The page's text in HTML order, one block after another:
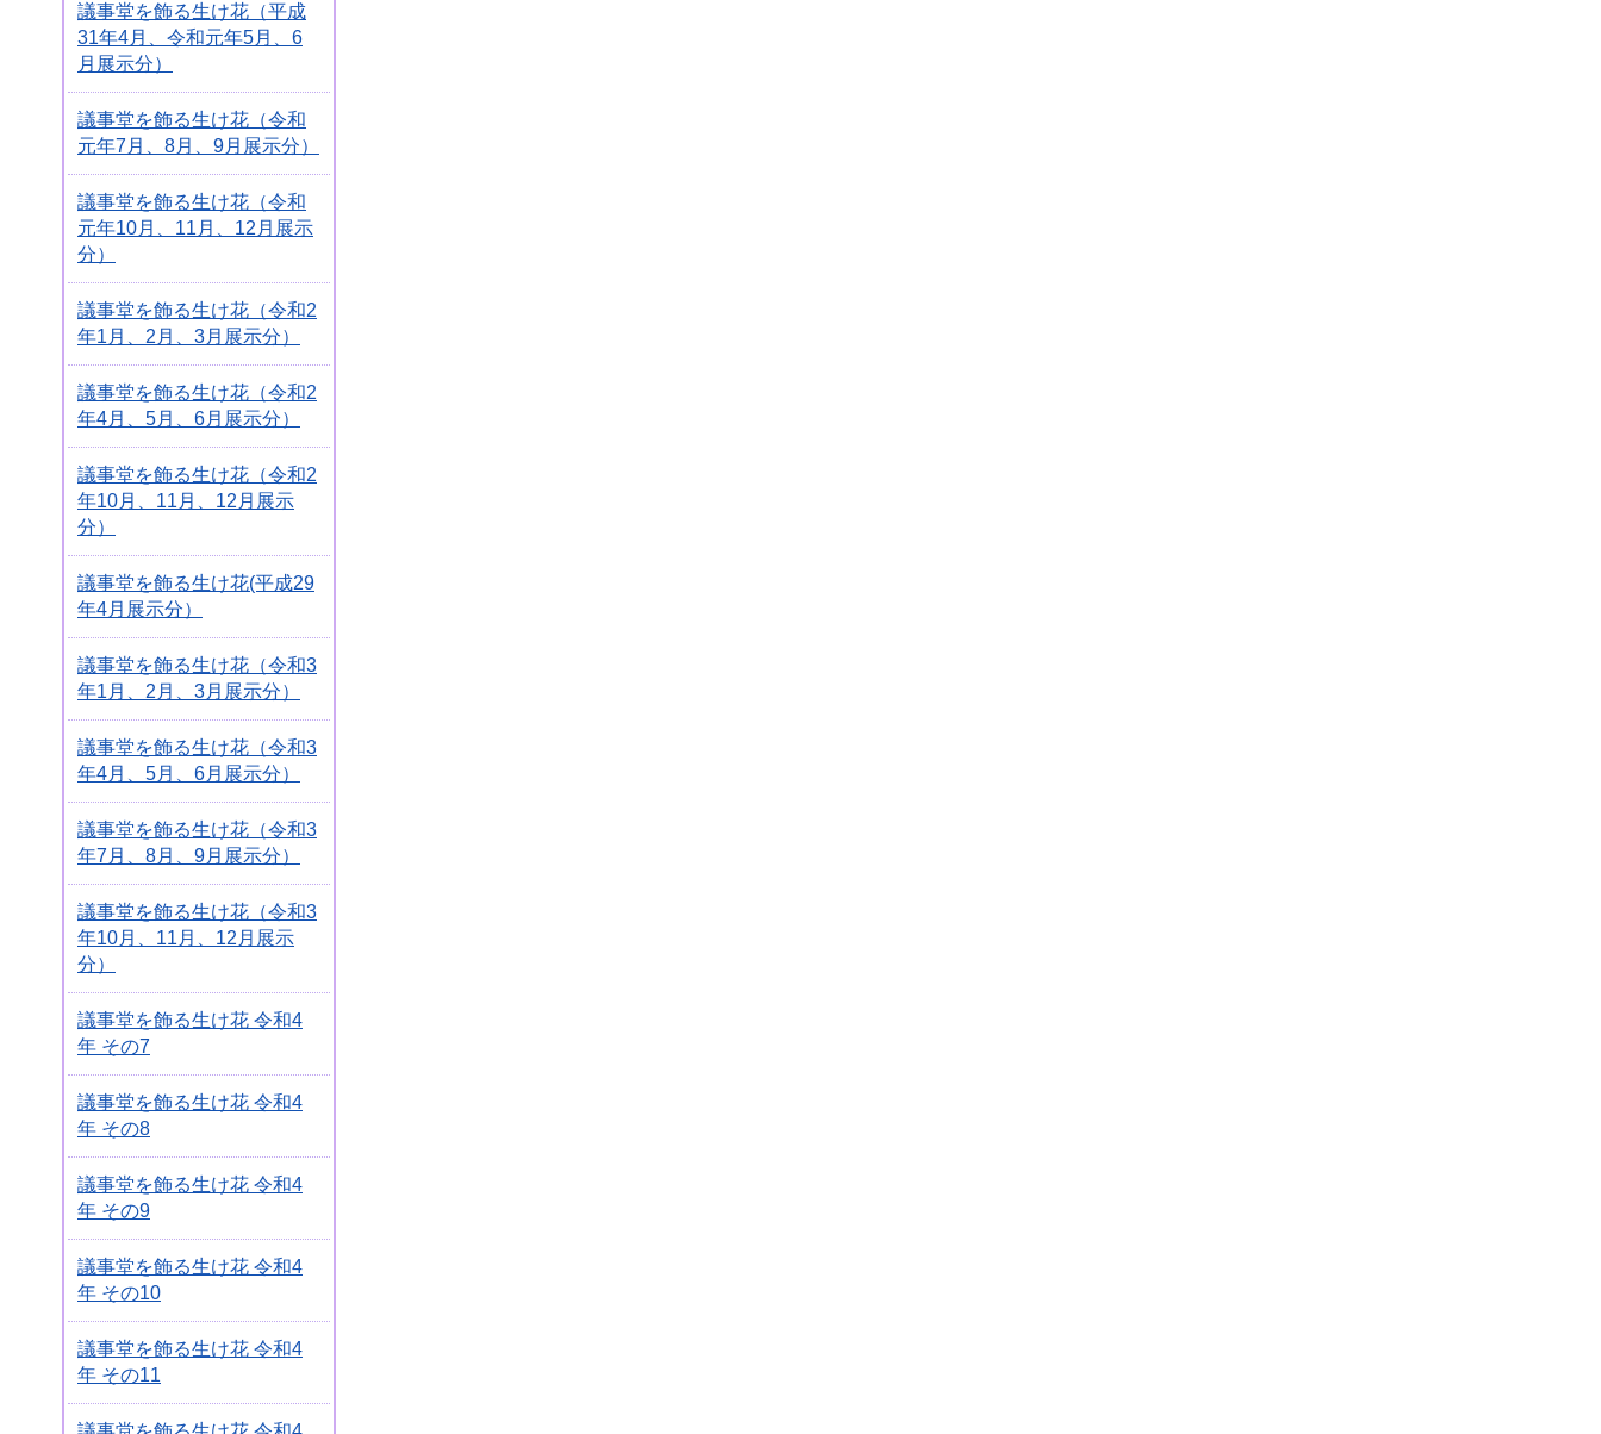
議事堂を飾る生け花（平成
31年4月、令和元年5月、6
月展示分）
議事堂を飾る生け花（令和
元年7月、8月、9月展示分）
議事堂を飾る生け花（令和
元年10月、11月、12月展示
分）
議事堂を飾る生け花（令和2
年1月、2月、3月展示分）
議事堂を飾る生け花（令和2
年4月、5月、6月展示分）
議事堂を飾る生け花（令和2
年10月、11月、12月展示
分）
議事堂を飾る生け花(平成29
年4月展示分）
議事堂を飾る生け花（令和3
年1月、2月、3月展示分）
議事堂を飾る生け花（令和3
年4月、5月、6月展示分）
議事堂を飾る生け花（令和3
年7月、8月、9月展示分）
議事堂を飾る生け花（令和3
年10月、11月、12月展示
分）
議事堂を飾る生け花 令和4
年 その7
議事堂を飾る生け花 令和4
年 その8
議事堂を飾る生け花 令和4
年 その9
議事堂を飾る生け花 令和4
年 その10
議事堂を飾る生け花 令和4
年 その11